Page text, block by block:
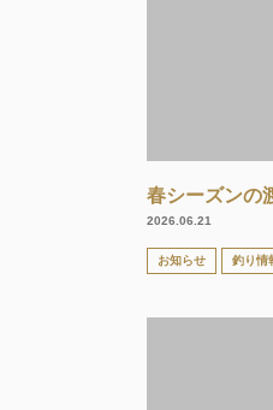
春シーズンの
2026.06.21
お知らせ 釣り情